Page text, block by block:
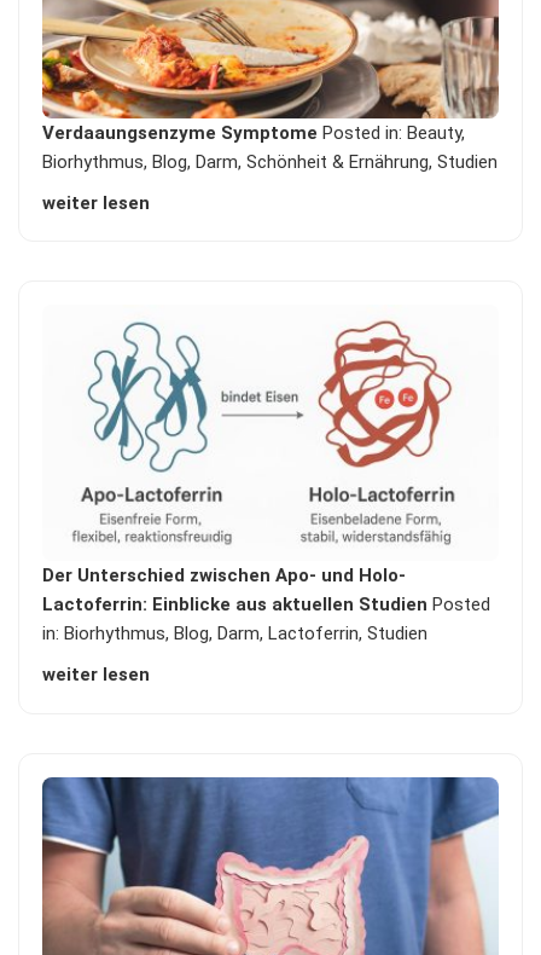
Verdaaungsenzyme Symptome Posted in: Beauty,
Biorhythmus,Blog,Darm,Schönheit & Ernährung,Studien
weiter lesen
Der Unterschied zwischen Apo- und Holo-
Lactoferrin: Einblicke aus aktuellen Studien Posted
in: Biorhythmus, Blog, Darm, Lactoferrin,Studien
weiter lesen